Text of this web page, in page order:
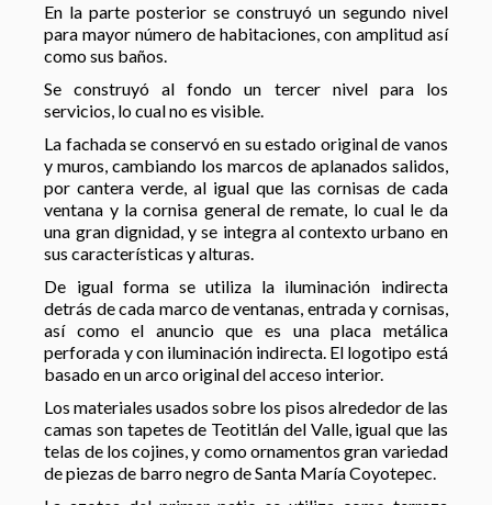
En la parte posterior se construyó un segundo nivel
para mayor número de habitaciones, con amplitud así
como sus baños.
Se construyó al fondo un tercer nivel para los
servicios, lo cual no es visible.
La fachada se conservó en su estado original de vanos
y muros, cambiando los marcos de aplanados salidos,
por cantera verde, al igual que las cornisas de cada
ventana y la cornisa general de remate, lo cual le da
una gran dignidad, y se integra al contexto urbano en
sus características y alturas.
De igual forma se utiliza la iluminación indirecta
detrás de cada marco de ventanas, entrada y cornisas,
así como el anuncio que es una placa metálica
perforada y con iluminación indirecta. El logotipo está
basado en un arco original del acceso interior.
Los materiales usados sobre los pisos alrededor de las
camas son tapetes de Teotitlán del Valle, igual que las
telas de los cojines, y como ornamentos gran variedad
de piezas de barro negro de Santa María Coyotepec.